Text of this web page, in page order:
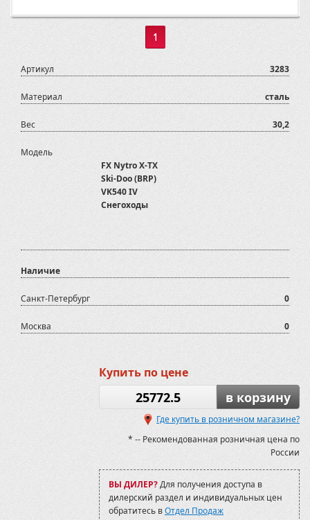
1
Артикул 3283
Материал сталь
Вес 30,2
Модель
FX Nytro X-TX
Ski-Doo (BRP)
VK540 IV
Снегоходы
Наличие
Санкт-Петербург 0
Москва 0
Купить по цене
25772.5 в корзину
Где купить в розничном магазине?
* -- Рекомендованная розничная цена по
России
ВЫ ДИЛЕР?Для получения доступа в
дилерский раздел и индивидуальных цен
обратитесь вОтдел Продаж